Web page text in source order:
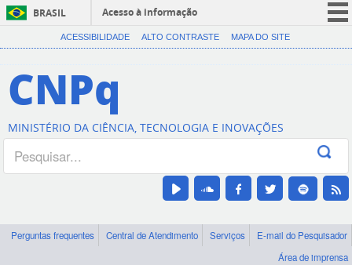
BRASIL
Acesso à informação
CORONAVÍRUS (COVID-19)
Canais
ACESSIBILIDADE ALTO CONTRASTE MAPA DO SITE
CNPq
MINISTÉRIO DA CIÊNCIA, TECNOLOGIA E INOVAÇÕES
Perguntas frequentes Central de Atendimento Serviços
E-mail do Pesquisador
Área de imprensa